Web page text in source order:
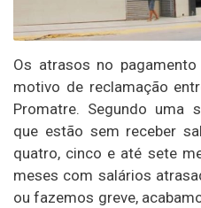
Os atrasos no
motivo de reclamação
Promatre. Segundo uma
que estão sem receber
quatro, cinco e até sete
meses com salários
ou fazemos greve,